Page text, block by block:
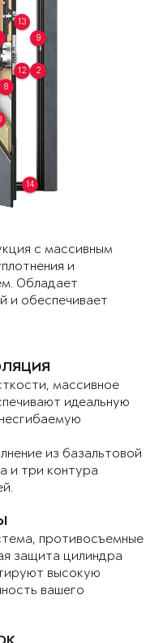
2
8
9
12
13
14
с массивным
и
Обладает
и обеспечивает
массивное
идеальную
из базальтовой
и три контура
противосъемные
защита цилиндра
высокую
вашего